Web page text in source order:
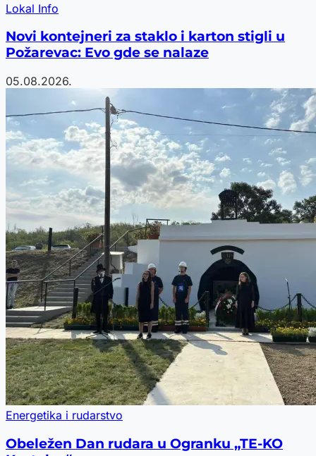
Lokal Info
Novi kontejneri za staklo i karton stigli u
Požarevac: Evo gde se nalaze
05.08.2026.
Energetika i rudarstvo
Obeležen Dan rudara u Ogranku „TE-KO